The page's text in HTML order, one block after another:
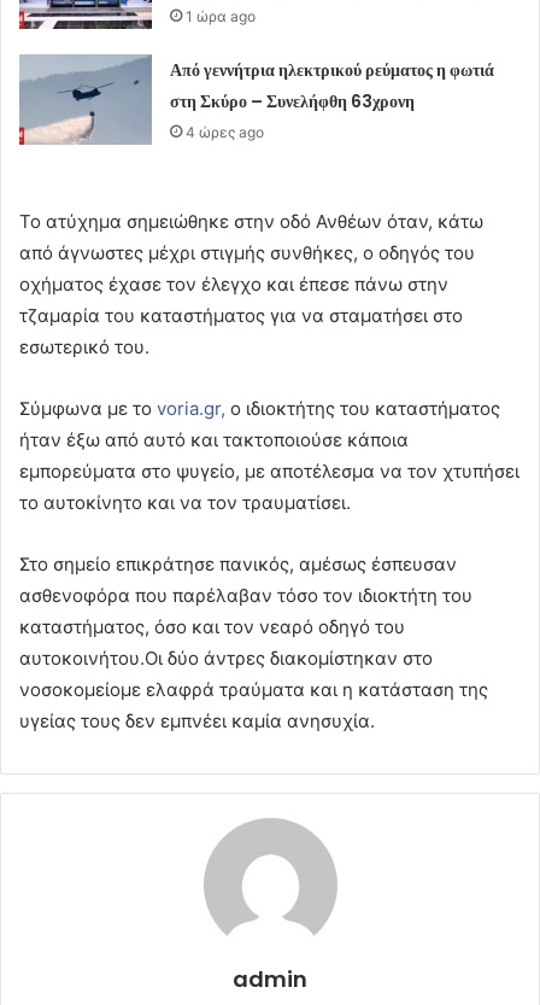
1 ώρα ago
Από γεννήτρια ηλεκτρικού ρεύματος η φωτιά
στη Σκύρο – Συνελήφθη 63χρονη
4 ώρες ago
Το ατύχημα σημειώθηκε στην οδό Ανθέων όταν, κάτω
από άγνωστες μέχρι στιγμής συνθήκες, ο οδηγός του
οχήματος έχασε τον έλεγχο και έπεσε πάνω στην
τζαμαρία του καταστήματος για να σταματήσει στο
εσωτερικό του.
Σύμφωνα με το voria.gr, ο ιδιοκτήτης του καταστήματος
ήταν έξω από αυτό και τακτοποιούσε κάποια
εμπορεύματα στο ψυγείο, με αποτέλεσμα να τον χτυπήσει
το αυτοκίνητο και να τον τραυματίσει.
Στο σημείο επικράτησε πανικός, αμέσως έσπευσαν
ασθενοφόρα που παρέλαβαν τόσο τον ιδιοκτήτη του
καταστήματος, όσο και τον νεαρό οδηγό του
αυτοκοινήτου.Οι δύο άντρες διακομίστηκαν στο
νοσοκομείομε ελαφρά τραύματα και η κατάσταση της
υγείας τους δεν εμπνέει καμία ανησυχία.
admin